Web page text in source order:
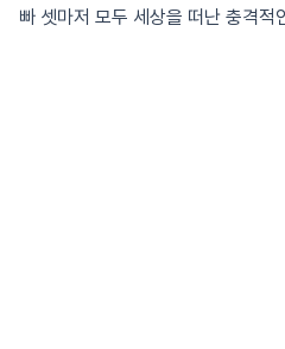
빠 셋마저 모두 세상을 떠난 충격적